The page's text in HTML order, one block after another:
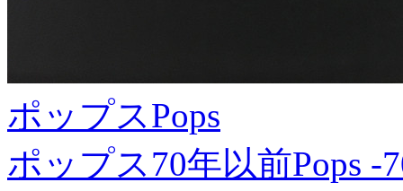
ポップスPops
ポップス70年以前Pops -